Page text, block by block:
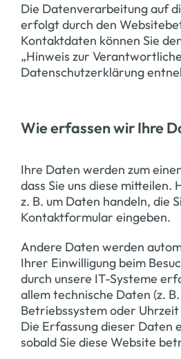
Die Datenverarbeitung auf
erfolgt durch den
Kontaktdaten können Sie
„Hinweis zur
Datenschutzerklärung
Wie erfassen wir Ihre
Ihre Daten werden zum
dass Sie uns diese mitteilen.
z. B. um Daten handeln, die
Kontaktformular eingeben.
Andere Daten werden
Ihrer Einwilligung beim
durch unsere IT-Systeme
allem technische Daten (z.
Betriebssystem oder
Die Erfassung dieser Daten
sobald Sie diese Website